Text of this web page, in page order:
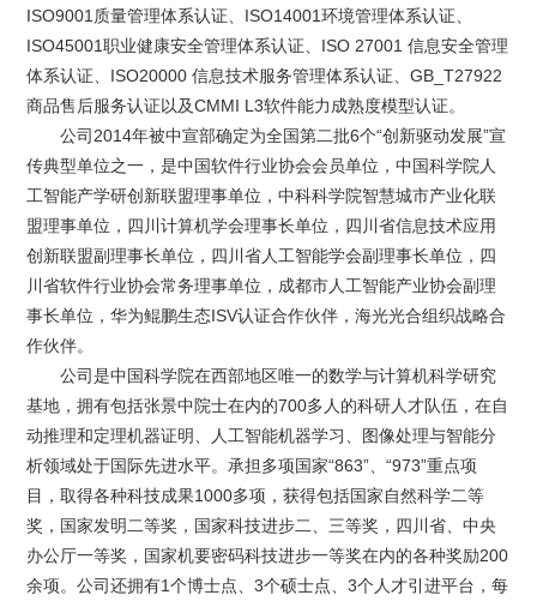
ISO9001质量管理体系认证、ISO14001环境管理体系认证、
ISO45001职业健康安全管理体系认证、ISO 27001 信息安全管理
体系认证、ISO20000 信息技术服务管理体系认证、GB_T27922
商品售后服务认证以及CMMI L3软件能力成熟度模型认证。
公司2014年被中宣部确定为全国第二批6个“创新驱动发展”宣
传典型单位之一，是中国软件行业协会会员单位，中国科学院人
工智能产学研创新联盟理事单位，中科科学院智慧城市产业化联
盟理事单位，四川计算机学会理事长单位，四川省信息技术应用
创新联盟副理事长单位，四川省人工智能学会副理事长单位，四
川省软件行业协会常务理事单位，成都市人工智能产业协会副理
事长单位，华为鲲鹏生态ISV认证合作伙伴，海光光合组织战略合
作伙伴。
公司是中国科学院在西部地区唯一的数学与计算机科学研究
基地，拥有包括张景中院士在内的700多人的科研人才队伍，在自
动推理和定理机器证明、人工智能机器学习、图像处理与智能分
析领域处于国际先进水平。承担多项国家“863”、“973”重点项
目，取得各种科技成果1000多项，获得包括国家自然科学二等
奖，国家发明二等奖，国家科技进步二、三等奖，四川省、中央
办公厅一等奖，国家机要密码科技进步一等奖在内的各种奖励200
余项。公司还拥有1个博士点、3个硕士点、3个人才引进平台，每